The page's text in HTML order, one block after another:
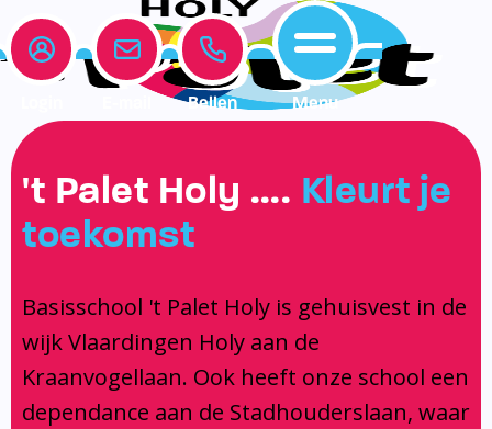
Home
Onze school
Onze school
Medezeggenschapsraad
Het Team
Ouderraad
Privacy
Leerlingenzorg
Interne begeleiding
Onderwijs dat past
Logopedie
Centrum voor jeugd en gezin
Actueel
Actueel
Vakanties en vrije dagen
Social Schools App
BSO / PSZ
Contact
Bellen Menu
't Palet Holy …. Kleurt je
toekomst
Basisschool 't Palet Holy is gehuisvest in de
wijk Vlaardingen Holy aan de
Kraanvogellaan. Ook heeft onze school een
dependance aan de Stadhouderslaan, waar